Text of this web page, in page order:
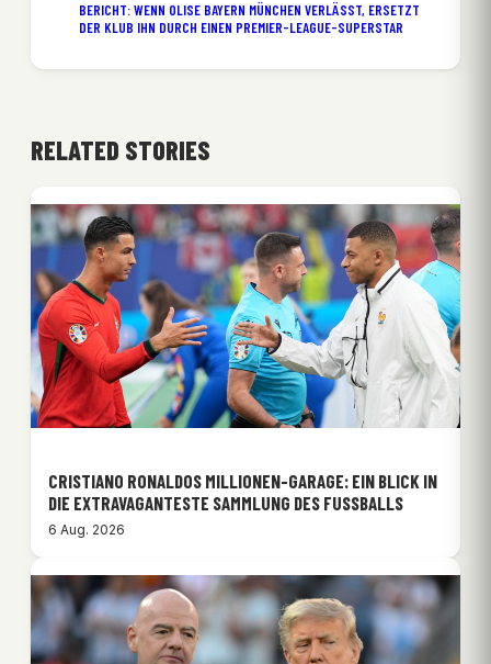
BERICHT: WENN OLISE BAYERN MÜNCHEN VERLÄSST, ERSETZT
DER KLUB IHN DURCH EINEN PREMIER-LEAGUE-SUPERSTAR
RELATED STORIES
CRISTIANO RONALDOS MILLIONEN-GARAGE: EIN BLICK IN
DIE EXTRAVAGANTESTE SAMMLUNG DES FUSSBALLS
6 Aug. 2026